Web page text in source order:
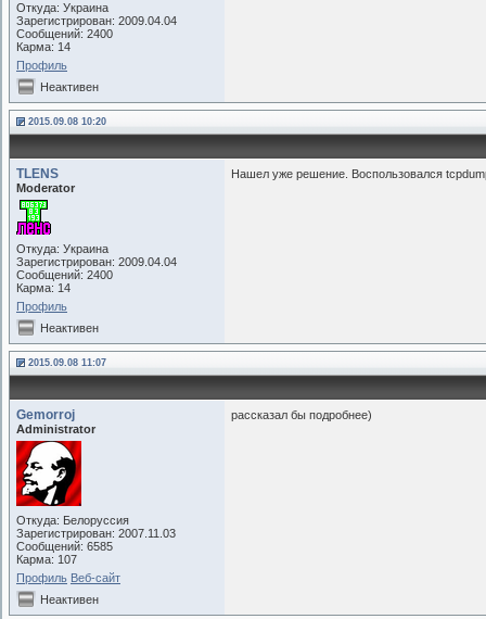
Откуда: Украина
Зарегистрирован: 2009.04.04
Сообщений: 2400
Карма: 14
Профиль
Неактивен
2015.09.08 10:20
TLENS
Moderator
Откуда: Украина
Зарегистрирован: 2009.04.04
Сообщений: 2400
Карма: 14
Профиль
Нашел уже решение. Воспользовался
Неактивен
2015.09.08 11:07
Gemorroj
Administrator
Откуда: Белоруссия
Зарегистрирован: 2007.11.03
Сообщений: 6585
Карма: 107
Профиль Веб-сайт
рассказал бы подробнее)
Неактивен